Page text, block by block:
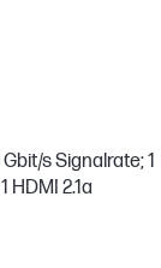
s Signalrate; 1
HDMI 2.1a